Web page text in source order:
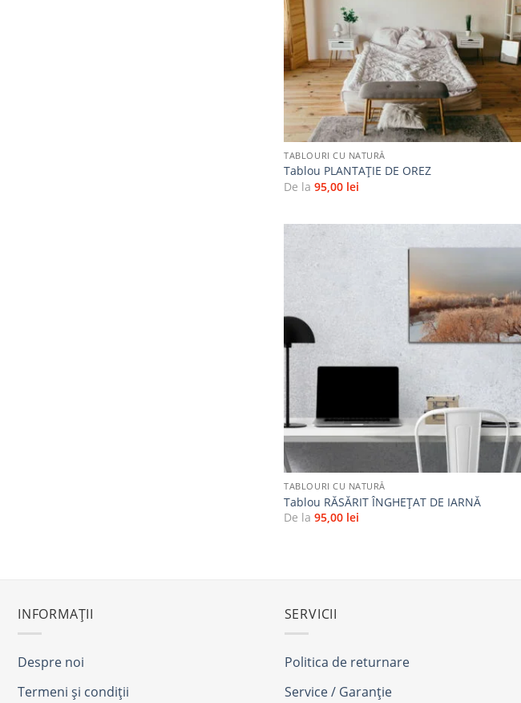
+
TABLOURI CU NATURĂ
Tablou PLANTAŢIE DE OREZ
De la95,00 lei
Adaugă
la
favorite
TABLOURI CU NATURĂ
Tablou RĂSĂRIT ÎNGHEȚAT DE IARNĂ
De la95,00 lei
INFORMAȚII
Despre noi
Termeni și condiții
SERVICII
Politica de returnare
Service / Garanție